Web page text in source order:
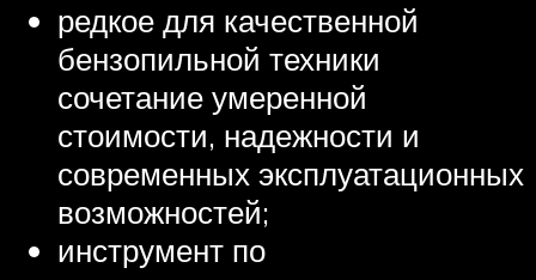
редкое для качественной
бензопильной техники
сочетание умеренной
стоимости, надежности и
современных эксплуатационных
возможностей;
инструмент по